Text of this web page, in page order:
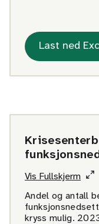
Last ned
Vis Fullskjerm
Andel og antall
kryss mulig.